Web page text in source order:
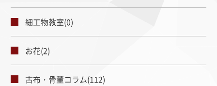
細工物教室(0)
お花(2)
古布・骨董コラム(112)